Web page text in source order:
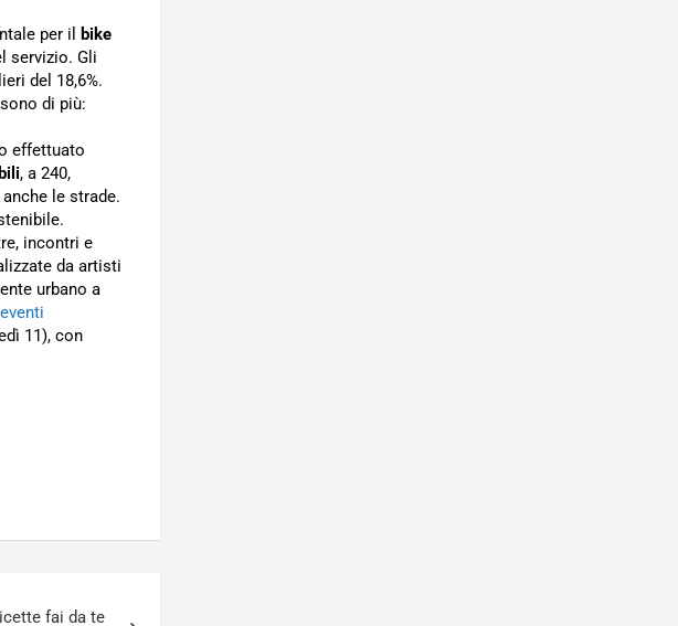
per il
bike
servizio. Gli
del 18,6%.
di più:
effettuato
, a 240,
anche le strade.
incontri e
da artisti
urbano a
eventi
11), con
fai da te